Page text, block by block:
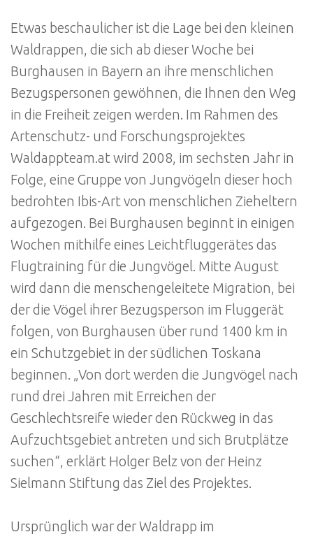
Etwas beschaulicher ist die Lage bei den kleinen
Waldrappen, die sich ab dieser Woche bei
Burghausen in Bayern an ihre menschlichen
Bezugspersonen gewöhnen, die Ihnen den Weg
in die Freiheit zeigen werden. Im Rahmen des
Artenschutz- und Forschungsprojektes
Waldappteam.at wird 2008, im sechsten Jahr in
Folge, eine Gruppe von Jungvögeln dieser hoch
bedrohten Ibis-Art von menschlichen Zieheltern
aufgezogen. Bei Burghausen beginnt in einigen
Wochen mithilfe eines Leichtfluggerätes das
Flugtraining für die Jungvögel. Mitte August
wird dann die menschengeleitete Migration, bei
der die Vögel ihrer Bezugsperson im Fluggerät
folgen, von Burghausen über rund 1400 km in
ein Schutzgebiet in der südlichen Toskana
beginnen. „Von dort werden die Jungvögel nach
rund drei Jahren mit Erreichen der
Geschlechtsreife wieder den Rückweg in das
Aufzuchtsgebiet antreten und sich Brutplätze
suchen“, erklärt Holger Belz von der Heinz
Sielmann Stiftung das Ziel des Projektes.
Ursprünglich war der Waldrapp im